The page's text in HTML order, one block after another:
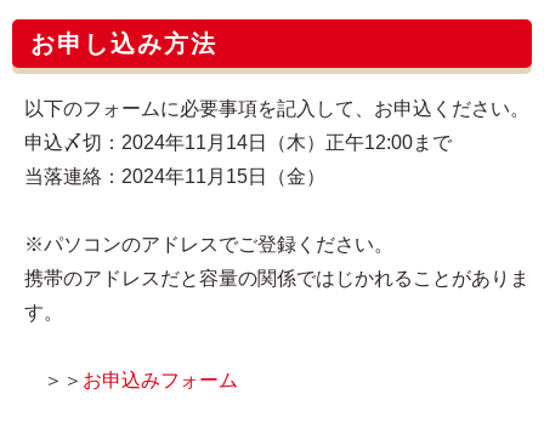
お申し込み方法
以下のフォームに必要事項を記入して、お申込ください。
申込〆切：2024年11月14日（木）正午12:00まで
当落連絡：2024年11月15日（金）
※パソコンのアドレスでご登録ください。
携帯のアドレスだと容量の関係ではじかれることがありま
す。
＞＞ お申込みフォーム